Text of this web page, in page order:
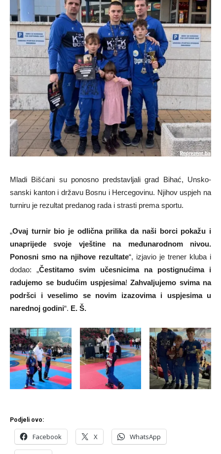
Mladi Bišćani su ponosno predstavljali grad Bihać, Unsko-
sanski kanton i državu Bosnu i Hercegovinu. Njihov uspjeh na
turniru je rezultat predanog rada i strasti prema sportu.
„Ovaj turnir bio je odlična prilika da naši borci pokažu i
unaprijede svoje vještine na međunarodnom nivou.
Ponosni smo na njihove rezultate“, izjavio je trener kluba i
dodao: „Čestitamo svim učesnicima na postignućima i
radujemo se budućim uspjesima! Zahvaljujemo svima na
podršci i veselimo se novim izazovima i uspjesima u
narednoj godini“. E. Š.
Podjeli ovo:
Facebook X WhatsApp